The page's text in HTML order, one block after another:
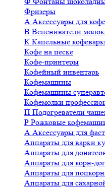
Фризеры
А Аксессуары для
В Вспениватели
К Капельные
Кофе на песке
Кофе-принтеры
Кофейный инвентарь
Кофемашины
Кофемашины
Кофемолки
П Подогреватели
Р Рожковые
А Аксессуары для
Аппараты для варки
Аппараты для
Аппараты для корн-
Аппараты для
Аппараты для